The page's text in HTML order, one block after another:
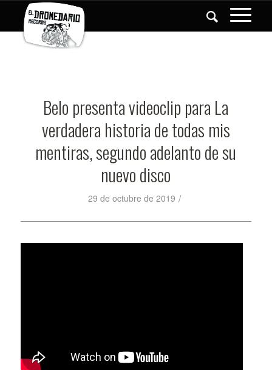
Belo presenta videoclip para La
verdadera historia de todas mis
mentiras, segundo adelanto de su
nuevo disco
29 de octubre de 2019 /